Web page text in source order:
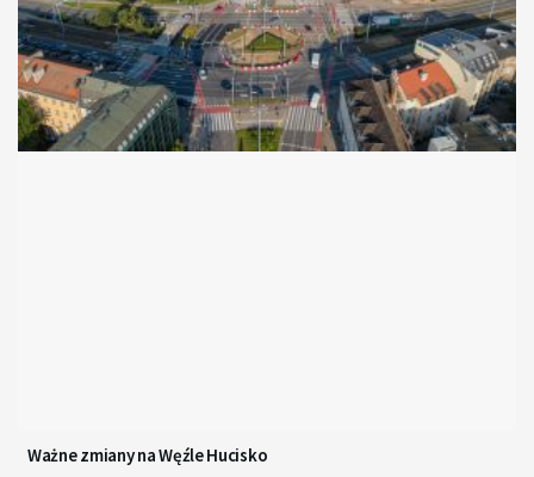
Ważne zmiany na Węźle Hucisko